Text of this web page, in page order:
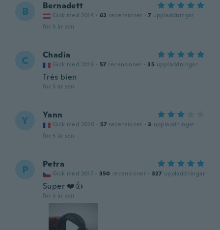
B Bernadett
Gick med 2014 · 62 recensioner · 7 uppladdningar
för 5 år sen
C Chadia
Gick med 2019 · 57 recensioner · 35 uppladdningar
Très bien
för 5 år sen
Y Yann
Gick med 2020 · 57 recensioner · 3 uppladdningar
för 5 år sen
P Petra
Gick med 2017 · 350 recensioner · 327 uppladdningar
Super ❤️👍
för 5 år sen